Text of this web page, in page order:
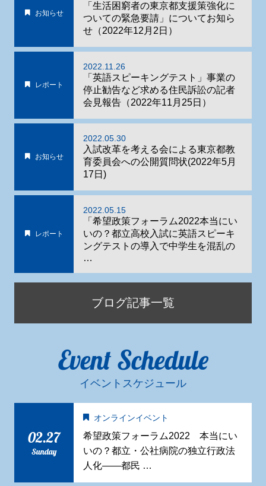
お知らせ
「生活困窮者の東京都支援策強化に
ついての緊急要請」についてお知ら
せ（2022年12月2日）
レポート
2022.11.26
「英語スピーキングテスト」事業の
停止勧告など求める住民訴訟の記者
会見報告（2022年11月25日）
お知らせ
2022.05.30
入試改革を考える会による東京都教
育委員会への公開質問状(2022年5月
17日)
レポート
2022.05.15
「希望政策フォーラム2022本当にい
いの？都立高校入試に英語スピーキ
ングテストの導入で中学生を混乱の
…
ブログ記事一覧
Event Schedule
イベントスケジュール
02.27
Sunday
オンラインイベント
希望政策フォーラム2022 本当にい
いの？都立・公社病院の独立行政法
人化——都民 …